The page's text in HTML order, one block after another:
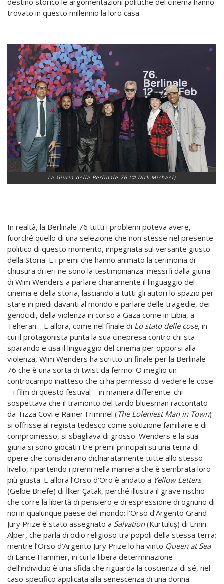
destino storico le argomentazioni politiche del cinema hanno
trovato in questo millennio la loro casa.
La Giuria della Berlinale 76 (© Dirk Michael)
In realtà, la Berlinale 76 tutti i problemi poteva avere,
fuorché quello di una selezione che non stesse nel presente
politico di questo momento, impegnata sul versante giusto
della Storia. E i premi che hanno animato la cerimonia di
chiusura di ieri ne sono la testimonianza: messi lì dalla giuria
di Wim Wenders a parlare chiaramente il linguaggio del
cinema e della storia, lasciando a tutti gli autori lo spazio per
stare in piedi davanti al mondo e parlare delle tragedie, dei
genocidi, della violenza in corso a Gaza come in Libia, a
Teheran… E allora, come nel finale di Lo stato delle cose, in
cui il protagonista punta la sua cinepresa contro chi sta
sparando e usa il linguaggio del cinema per opporsi alla
violenza, Wim Wenders ha scritto un finale per la Berlinale
76 che è una sorta di twist da fermo. O meglio un
controcampo inatteso che ci ha permesso di vedere le cose
– i film di questo festival – in maniera differente: chi
sospettava che il tramonto del tardo bluesman raccontato
da Tizza Covi e Rainer Frimmel (The Loleniest Man in Town)
si offrisse al regista tedesco come soluzione familiare e di
compromesso, si sbagliava di grosso: Wenders e la sua
giuria si sono giocati i tre premi principali su una terna di
opere che considerano dichiaratamente tutte allo stesso
livello, ripartendo i premi nella maniera che è sembrata loro
più giusta. E allora l’Orso d’Oro è andato a Yellow Letters
(Gelbe Briefe) di İlker Çatak, perché illustra il grave rischio
che corre la libertà di pensiero e di espressione di ognuno di
noi in qualunque paese del mondo; l’Orso d’Argento Grand
Jury Prize è stato assegnato a Salvation(Kurtuluş) di Emin
Alper, che parla di odio religioso tra popoli della stessa terra;
mentre l’Orso d’Argento Jury Prize lo ha vinto Queen at Sea
di Lance Hammer, in cui la libera determinazione
dell’individuo è una sfida che riguarda la coscienza di sé, nel
caso specifico applicata alla senescenza di una donna.